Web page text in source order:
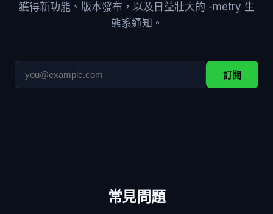
獲得新功能、版本發布，以及日益壯大的 -metry 生
態系通知。
訂閱
常見問題